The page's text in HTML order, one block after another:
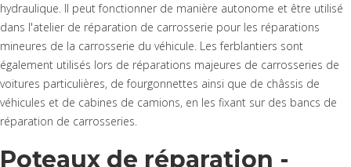
hydraulique. Il peut fonctionner de manière autonome et être utilisé
dans l'atelier de réparation de carrosserie pour les réparations
mineures de la carrosserie du véhicule. Les ferblantiers sont
également utilisés lors de réparations majeures de carrosseries de
voitures particulières, de fourgonnettes ainsi que de châssis de
véhicules et de cabines de camions, en les fixant sur des bancs de
réparation de carrosseries.
Poteaux de réparation -